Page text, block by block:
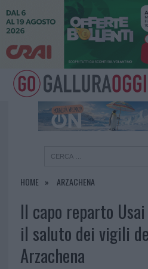
HOME ARZACHENA
Il capo reparto
il saluto dei vigili
Arzachena
×